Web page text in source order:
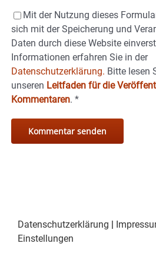
Mit der Nutzung dieses
sich mit der Speicherung und
Daten durch diese Website
Informationen erfahren Sie in der
Datenschutzerklärung. Bitte lesen
unseren Leitfaden für die
Kommentaren. *
Datenschutzerklärung
Einstellungen